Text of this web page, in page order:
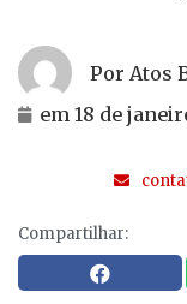
Por Atos
em 18 de
Compartilhar: